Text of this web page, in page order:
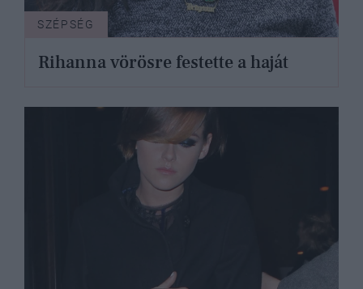
SZÉPSÉG
Rihanna vörösre festette a haját